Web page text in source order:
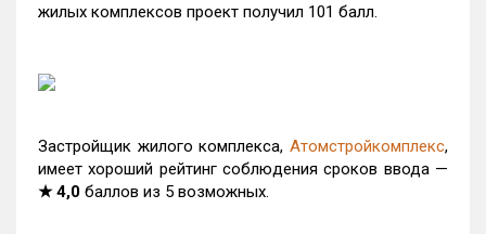
жилых комплексов проект получил 101 балл.
Застройщик жилого комплекса, Атомстройкомплекс,
имеет хороший рейтинг соблюдения сроков ввода —
★ 4,0 баллов из 5 возможных.